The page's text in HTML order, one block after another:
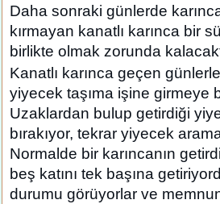
Daha sonraki günlerde
kırmayan kanatlı karınca bir
birlikte olmak zorunda
Kanatlı karınca geçen
yiyecek taşıma işine girmeye
Uzaklardan bulup getirdiği
bırakıyor, tekrar yiyecek
Normalde bir karıncanın
beş katını tek başına
durumu görüyorlar ve